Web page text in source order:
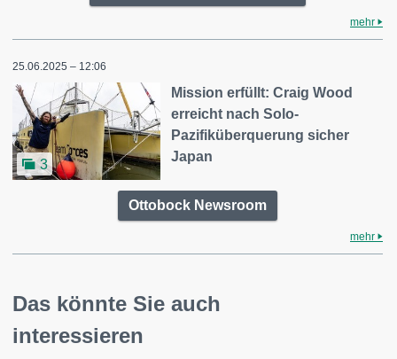
mehr
25.06.2025 – 12:06
3
Mission erfüllt: Craig Wood
erreicht nach Solo-
Pazifiküberquerung sicher
Japan
Ottobock Newsroom
mehr
Das könnte Sie auch
interessieren